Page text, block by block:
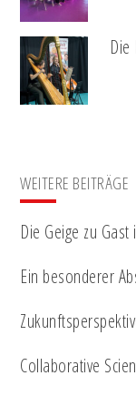
WEITERE BEITRÄGE
Die Geige zu
Ein besonderer
Collaborative